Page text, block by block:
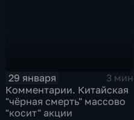
29 января
3 мин
Комментарии. Китайская
"чёрная смерть" массово
"косит" акции